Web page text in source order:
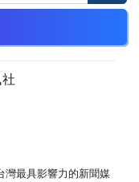
灣最具影響力的新聞媒